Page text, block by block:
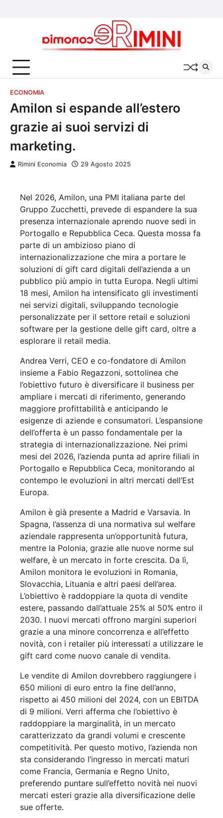
siamo
Policy
Policy
ECONOMIA
Amilon si espande all’estero
grazie ai suoi servizi di
marketing.
Rimini Economia 29 Agosto 2025
Nel 2026, Amilon, una PMI italiana parte del
Gruppo Zucchetti, prevede di espandere la sua
presenza internazionale aprendo nuove sedi in
Portogallo e Repubblica Ceca. Questa mossa fa
parte di un ambizioso piano di
internazionalizzazione che mira a portare le
soluzioni di gift card digitali dell’azienda a un
pubblico più ampio in tutta Europa. Negli ultimi
18 mesi, Amilon ha intensificato gli investimenti
nei servizi digitali, sviluppando tecnologie
personalizzate per il settore retail e soluzioni
software per la gestione delle gift card, oltre a
esplorare il retail media.
Andrea Verri, CEO e co-fondatore di Amilon
insieme a Fabio Regazzoni, sottolinea che
l’obiettivo futuro è diversificare il business per
ampliare i mercati di riferimento, generando
maggiore profittabilità e anticipando le
esigenze di aziende e consumatori. L’espansione
dell’offerta è un passo fondamentale per la
strategia di internazionalizzazione. Nei primi
mesi del 2026, l’azienda punta ad aprire filiali in
Portogallo e Repubblica Ceca, monitorando al
contempo le evoluzioni in altri mercati dell’Est
Europa.
Amilon è già presente a Madrid e Varsavia. In
Spagna, l’assenza di una normativa sul welfare
aziendale rappresenta un’opportunità futura,
mentre la Polonia, grazie alle nuove norme sul
welfare, è un mercato in forte crescita. Da lì,
Amilon monitora le evoluzioni in Romania,
Slovacchia, Lituania e altri paesi dell’area.
L’obiettivo è raddoppiare la quota di vendite
estere, passando dall’attuale 25% al 50% entro il
2030. I nuovi mercati offrono margini superiori
grazie a una minore concorrenza e all’effetto
novità, con i retailer più interessati a utilizzare le
gift card come nuovo canale di vendita.
Le vendite di Amilon dovrebbero raggiungere i
650 milioni di euro entro la fine dell’anno,
rispetto ai 450 milioni del 2024, con un EBITDA
di 9 milioni. Verri afferma che l’obiettivo è
raddoppiare la marginalità, in un mercato
caratterizzato da grandi volumi e crescente
competitività. Per questo motivo, l’azienda non
sta considerando l’ingresso in mercati maturi
come Francia, Germania e Regno Unito,
preferendo puntare sull’effetto novità nei nuovi
mercati esteri grazie alla diversificazione delle
sue offerte.